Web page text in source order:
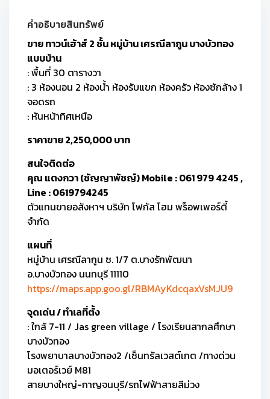
คำอธิบายสินทรัพย์
ขาย ทาวน์เฮ้าส์ 2 ชั้น หมู่บ้าน เศรณีลากูน บางบัวทอง
แบบบ้าน
: พื้นที่ 30 ตารางวา
: 3 ห้องนอน 2 ห้องน้ำ ห้องรับแขก ห้องครัว ห้องซักล้าง 1
จอดรถ
: หันหน้าทิศเหนือ
ราคาขาย 2,250,000 บาท
สนใจติดต่อ
คุณ แตงกวา (ชัญญาพัชญ์) Mobile : 061 979 4245 ,
Line : 0619794245
ตัวแทนขายอสังหาฯ บริษัท โฟกัส โฮม พร็อพเพอร์ตี้
จำกัด
แผนที่
หมู่บ้าน เศรณีลากูน ซ. 1/7 ต.บางรักพัฒนา
อ.บางบัวทอง นนทบุรี 11110
https://maps.app.goo.gl/RBMAyKdcqaxVsMJU9
จุดเด่น / ทำเลที่ตั้ง
: ใกล้ 7-11 / Jas green village / โรงเรียนสากลศึกษา
บางบัวทอง
โรงพยาบาลบางบัวทอง2 /เซ็นทรัลเวสต์เกต /ทางด่วน
มอเตอร์เวย์ M81
สายบางใหญ่-กาญจนบุรี/รถไฟฟ้าสายสีม่วง